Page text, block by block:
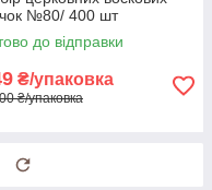
№80/ 400 шт
до відправки
₴/упаковка
₴/упаковка